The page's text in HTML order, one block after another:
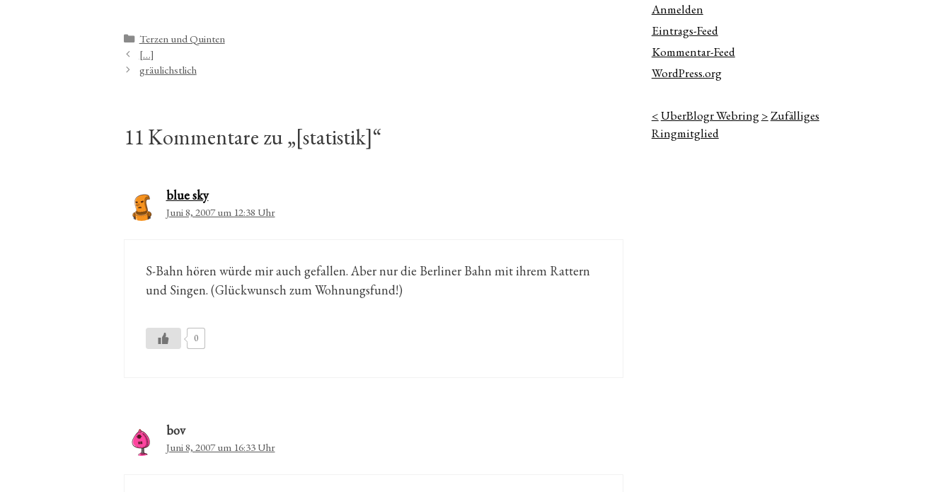
Kategorien
Terzen und Quinten
[…]
gräulichstlich
11 Kommentare zu „[statistik]“
blue sky
Juni 8, 2007 um 12:38 Uhr
S-Bahn hören würde mir auch gefallen. Aber nur die Berliner Bahn mit ihrem Rattern
und Singen. (Glückwunsch zum Wohnungsfund!)
0
bov
Juni 8, 2007 um 16:33 Uhr
Anmelden
Eintrags-Feed
Kommentar-Feed
WordPress.org
<UberBlogr Webring>Zufälliges
Ringmitglied